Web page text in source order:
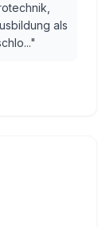
als
"